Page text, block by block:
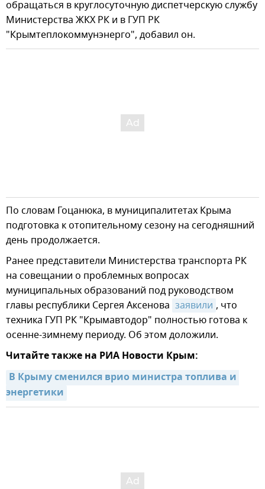
обращаться в круглосуточную диспетчерскую службу
Министерства ЖКХ РК и в ГУП РК
"Крымтеплокоммунэнерго", добавил он.
По словам Гоцанюка, в муниципалитетах Крыма
подготовка к отопительному сезону на сегодняшний
день продолжается.
Ранее представители Министерства транспорта РК
на совещании о проблемных вопросах
муниципальных образований под руководством
главы республики Сергея Аксенова заявили , что
техника ГУП РК "Крымавтодор" полностью готова к
осенне-зимнему периоду. Об этом доложили.
Читайте также на РИА Новости Крым:
В Крыму сменился врио министра топлива и
энергетики